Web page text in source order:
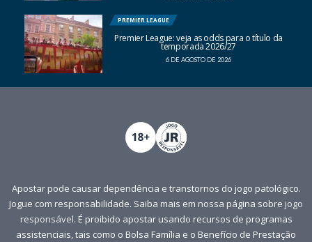
PREMIER LEAGUE
Premier League: veja as odds para o título da
temporada 2026/27
6 DE AGOSTO DE 2026
Apostar pode causar dependência e transtornos do jogo patológico.
Jogue com responsabilidade. Saiba mais em nossa página sobre jogo
responsável. É proibido apostar usando recursos de programas
assistenciais, tais como o Bolsa Família e o Benefício de Prestação